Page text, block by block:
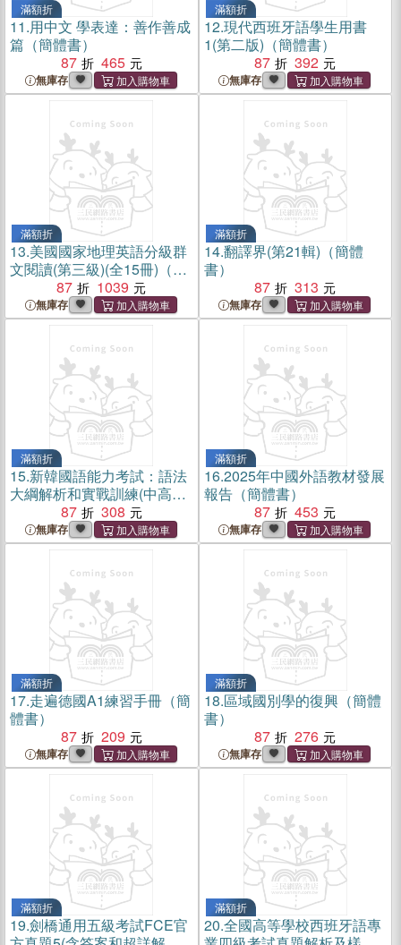
滿額折
11.用中文 學表達：善作善成
篇（簡體書）
87
465
無庫存
滿額折
12.現代西班牙語學生用書
1(第二版)（簡體書）
87
392
無庫存
滿額折
13.美國國家地理英語分級群
文閱讀(第三級)(全15冊)（簡
87 1039
無庫存
滿額折
14.翻譯界(第21輯)（簡體
書）
87
313
無庫存
滿額折
15.新韓國語能力考試：語法
大綱解析和實戰訓練(中高級‧
第2版)（簡體書）
87 308
無庫存
滿額折
16.2025年中國外語教材發展
報告（簡體書）
87
453
無庫存
滿額折
17.走遍德國A1練習手冊（簡
體書）
87
209
無庫存
滿額折
18.區域國別學的復興（簡體
書）
87
276
無庫存
滿額折
19.劍橋通用五級考試FCE官
滿額折
20.全國高等學校西班牙語專